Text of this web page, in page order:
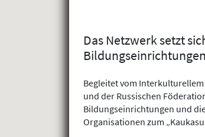
Das Netzwerk setzt
Begleitet vom
und der Russischen
Bildungseinrichtungen und
Organisationen zum